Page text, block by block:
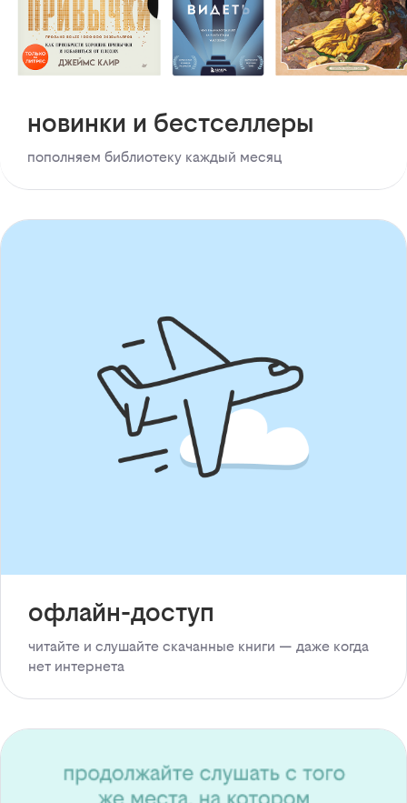
новинки и бестселлеры
пополняем библиотеку каждый месяц
офлайн-доступ
читайте и слушайте скачанные книги — даже когда
нет интернета